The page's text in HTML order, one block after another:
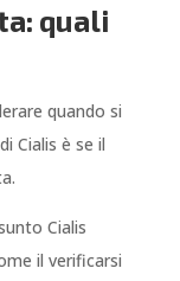
quali
quando si
Cialis è se il
Cialis
il verificarsi